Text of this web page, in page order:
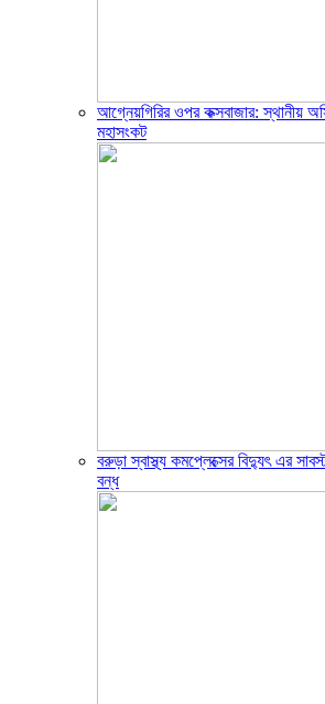
আগ্নেয়গিরির ওপর কক্সবাজার: স্থানীয়
মহাসংকট
বরুড়া স্বাস্থ্য কমপ্লেক্সের বিদ্যুৎ এর
বন্ধ